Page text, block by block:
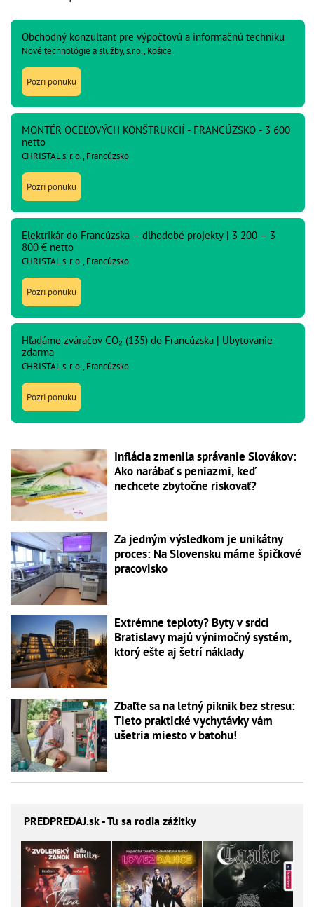
Obchodný konzultant pre výpočtovú a informačnú techniku
Nové technológie a služby, s.r.o., Košice
Pozri ponuku
MONTÉR OCEĽOVÝCH KONŠTRUKCIÍ - FRANCÚZSKO - 3 600
netto
CHRISTAL s. r. o., Francúzsko
Pozri ponuku
Elektrikár do Francúzska – dlhodobé projekty | 3 200 – 3
800 € netto
CHRISTAL s. r. o., Francúzsko
Pozri ponuku
Hľadáme zváračov CO₂ (135) do Francúzska | Ubytovanie
zdarma
CHRISTAL s. r. o., Francúzsko
Pozri ponuku
Inflácia zmenila správanie Slovákov:
Ako narábať s peniazmi, keď
nechcete zbytočne riskovať?
Za jedným výsledkom je unikátny
proces: Na Slovensku máme špičkové
pracovisko
Extrémne teploty? Byty v srdci
Bratislavy majú výnimočný systém,
ktorý ešte aj šetrí náklady
Zbaľte sa na letný piknik bez stresu:
Tieto praktické vychytávky vám
ušetria miesto v batohu!
PREDPREDAJ.sk - Tu sa rodia zážitky